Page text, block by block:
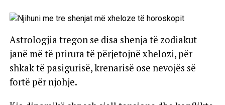
Astrologjia tregon se disa shenja të zodiakut
janë më të prirura të përjetojnë xhelozi, për
shkak të pasigurisë, krenarisë ose nevojës së
fortë për njohje.